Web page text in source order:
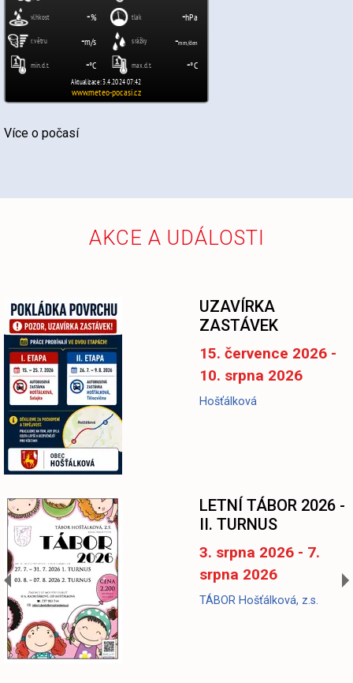
Více o počasí
AKCE A UDÁLOSTI
UZAVÍRKA
ZASTÁVEK
15. července 2026 -
10. srpna 2026
Hošťálková
LETNÍ TÁBOR 2026 -
II. TURNUS
3. srpna 2026 - 7.
srpna 2026
TÁBOR Hošťálková, z.s.